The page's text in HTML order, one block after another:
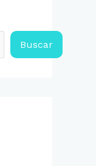
Buscar